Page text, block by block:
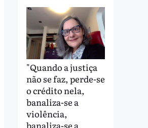
"Quando a justiça
não se faz, perde-se
o crédito nela,
banaliza-se a
violência,
banaliza-se a